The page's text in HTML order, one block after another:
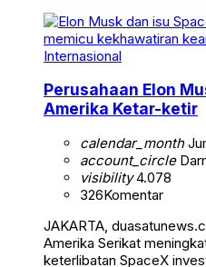
Internasional
Perusahaan Elon
Amerika Ketar-ketir
calendar_month
account_circle
visibility4.078
326Komentar
JAKARTA,
Amerika Serikat
keterlibatan SpaceX